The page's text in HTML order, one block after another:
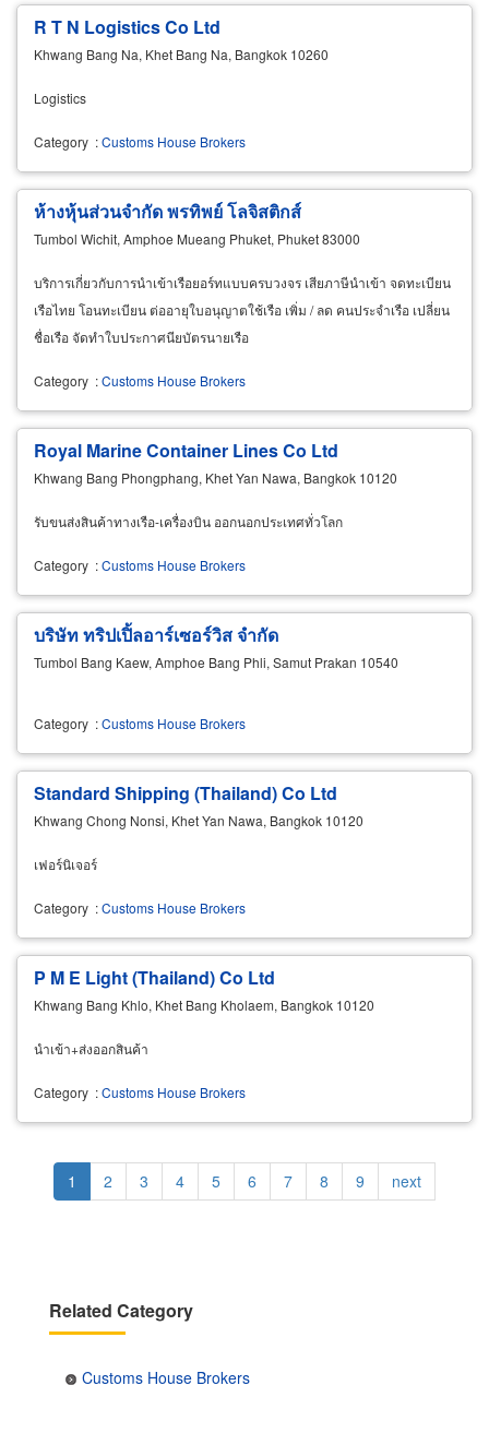
R T N Logistics Co Ltd
Khwang Bang Na, Khet Bang Na, Bangkok 10260
Logistics
Category :Customs House Brokers
ห้างหุ้นส่วนจำกัด พรทิพย์ โลจิสติกส์
Tumbol Wichit, Amphoe Mueang Phuket, Phuket 83000
บริการเกี่ยวกับการนำเข้าเรือยอร์ทแบบครบวงจร เสียภาษีนำเข้า จดทะเบียน
เรือไทย โอนทะเบียน ต่ออายุใบอนุญาตใช้เรือ เพิ่ม / ลด คนประจำเรือ เปลี่ยน
ชื่อเรือ จัดทำใบประกาศนียบัตรนายเรือ
Category :Customs House Brokers
Royal Marine Container Lines Co Ltd
Khwang Bang Phongphang, Khet Yan Nawa, Bangkok 10120
รับขนส่งสินค้าทางเรือ-เครื่องบิน ออกนอกประเทศทั่วโลก
Category :Customs House Brokers
บริษัท ทริปเปิ้ลอาร์เซอร์วิส จำกัด
Tumbol Bang Kaew, Amphoe Bang Phli, Samut Prakan 10540
Category :Customs House Brokers
Standard Shipping (Thailand) Co Ltd
Khwang Chong Nonsi, Khet Yan Nawa, Bangkok 10120
เฟอร์นิเจอร์
Category :Customs House Brokers
P M E Light (Thailand) Co Ltd
Khwang Bang Khlo, Khet Bang Kholaem, Bangkok 10120
นำเข้า+ส่งออกสินค้า
Category :Customs House Brokers
Pagination
Current
page
1 Page
2 Page
3 Page
4 Page
5 Page
6 Page
7 Page
8 Page
9
Next
page
next
Related Category
Customs House Brokers